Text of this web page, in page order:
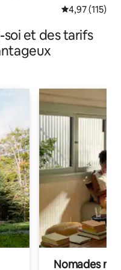
Évaluation
4,97 (115)
et des tarifs
Nomades